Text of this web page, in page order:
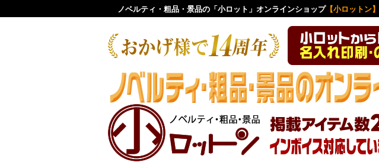
ノベルティ・粗品・景品の「小ロット」オンラインショップ【小ロットン】